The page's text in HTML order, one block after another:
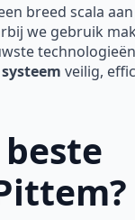
breed scala aan
we gebruik
veilig,